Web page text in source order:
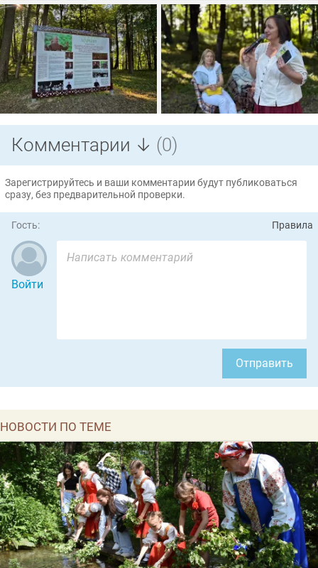
Комментарии ↓ (0)
Зарегистрируйтесь и ваши комментарии будут публиковаться
сразу, без предварительной проверки.
Гость: Правила
Войти
Отправить
НОВОСТИ ПО ТЕМЕ